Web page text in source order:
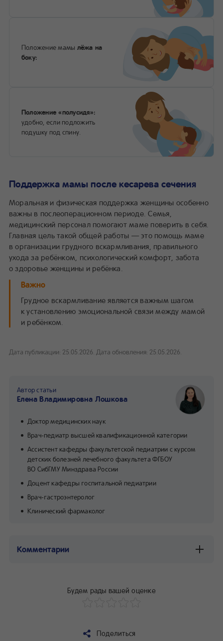
Положение мамы лёжа на
боку:
Положение «полусидя»:
удобно, если подложить
подушку под спину.
Поддержка мамы после кесарева сечения
Моральная и физическая поддержка женщины особенно
важны в послеоперационном периоде. Семья,
медицинский персонал помогают маме поверить в себя.
Главная цель такой общей работы — это помощь маме
в организации грудного вскармливания, правильного
ухода за ребёнком, психологический комфорт, забота
о здоровье женщины и ребёнка.
Важно
Грудное вскармливание является важным шагом
к установлению эмоциональной связи между мамой
и ребёнком.
Дата публикации: 25.05.2026. Дата обновления: 25.05.2026.
Автор статьи
Елена Владимировна Лошкова
Доктор медицинских наук
Врач-педиатр высшей квалификационной категории
Ассистент кафедры факультетской педиатрии с курсом
детских болезней лечебного факультета ФГБОУ
ВО СибГМУ Минздрава России
Доцент кафедры госпитальной педиатрии
Врач-гастроэнтеролог
Клинический фармаколог
Комментарии
Будем рады вашей оценке
Поделиться